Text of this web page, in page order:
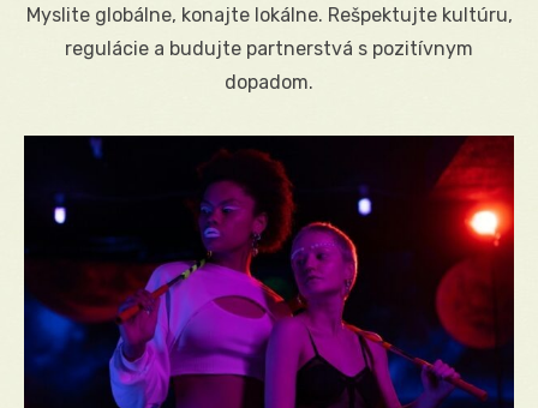
Myslite globálne, konajte lokálne. Rešpektujte kultúru,
regulácie a budujte partnerstvá s pozitívnym
dopadom.